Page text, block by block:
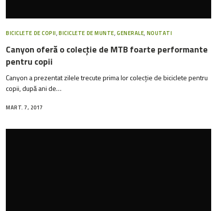
BICICLETE DE COPII,BICICLETE DE MUNTE,GENERALE, NOUTATI
Canyon oferă o colecție de MTB foarte performante
pentru copii
Canyon a prezentat zilele trecute prima lor colecție de biciclete pentru
copii, după ani de…
MART. 7, 2017